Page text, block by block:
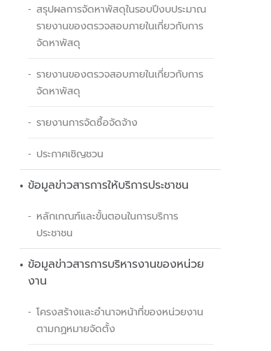
สรุปผลการจัดหาพัสดุในรอบปีงบประมาณ
รายงานของตรวจสอบภายในเกี่ยวกับการ
จัดหาพัสดุ
รายงานของตรวจสอบภายในเกี่ยวกับการ
จัดหาพัสดุ
รายงานการจัดซื้อจัดจ้าง
ประกาศเชิญชวน
ข้อมูลข่าวสารการให้บริการประชาชน
หลักเกณฑ์และขั้นตอนในการบริการ
ประชาชน
ข้อมูลข่าวสารการบริหารงานของหน่วย
งาน
โครงสร้างและอำนาจหน้าที่ของหน่วยงาน
ตามกฏหมายจัดตั้ง